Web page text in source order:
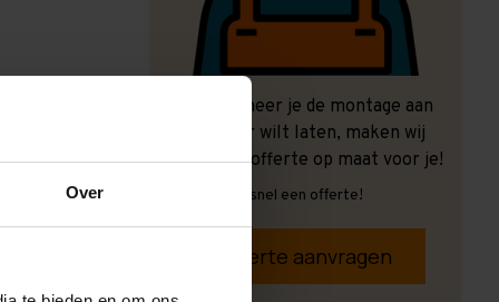
Over
Ook wanneer je de montage aan
ons over wilt laten, maken wij
graag een offerte op maat voor je!
Vrijblijvend, snel een offerte!
Offerte aanvragen